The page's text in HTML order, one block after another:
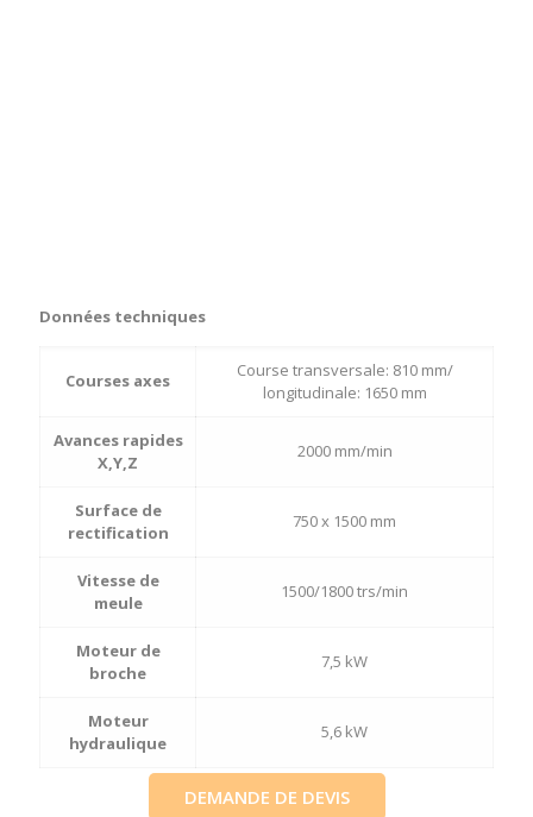
Données techniques
Courses axes
Course transversale: 810 mm/
longitudinale: 1650 mm
Avances rapides
X,Y,Z
2000 mm/min
Surface de
rectification
750 x 1500 mm
Vitesse de
meule
1500/1800 trs/min
Moteur de
broche
7,5 kW
Moteur
hydraulique
5,6 kW
DEMANDE DE DEVIS